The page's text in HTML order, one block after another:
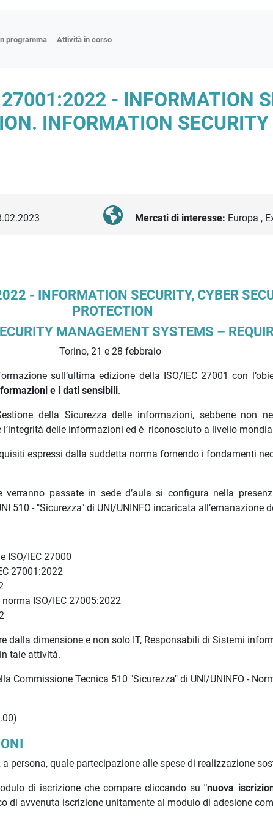
programma Attività in corso
Fiere
Workshop
Incontri di approfondimento
- INFORMATION
INFORMATION
Mercati di interesse: Europa ,
- INFORMATION SECURITY, CYBER
PROTECTION
MANAGEMENT SYSTEMS –
Torino, 21 e 28 febbraio
sull’ultima edizione della ISO/IEC 27001 con
e i dati sensibili.
della Sicurezza delle informazioni, sebbene non
delle informazioni ed è riconosciuto a livello
espressi dalla suddetta norma fornendo i fondamenti
verranno passate in sede d’aula si configura nella
510 - "Sicurezza" di UNI/UNINFO incaricata all’emanazione
ISO/IEC 27000
27001:2022
ISO/IEC 27005:2022
dalla dimensione e non solo IT, Responsabili di Sistemi
tale attività.
Commissione Tecnica 510 "Sicurezza" di UNI/UNINFO -
persona, quale partecipazione alle spese di realizzazione
di iscrizione che compare cliccando su"nuova
di avvenuta iscrizione unitamente al modulo di adesione